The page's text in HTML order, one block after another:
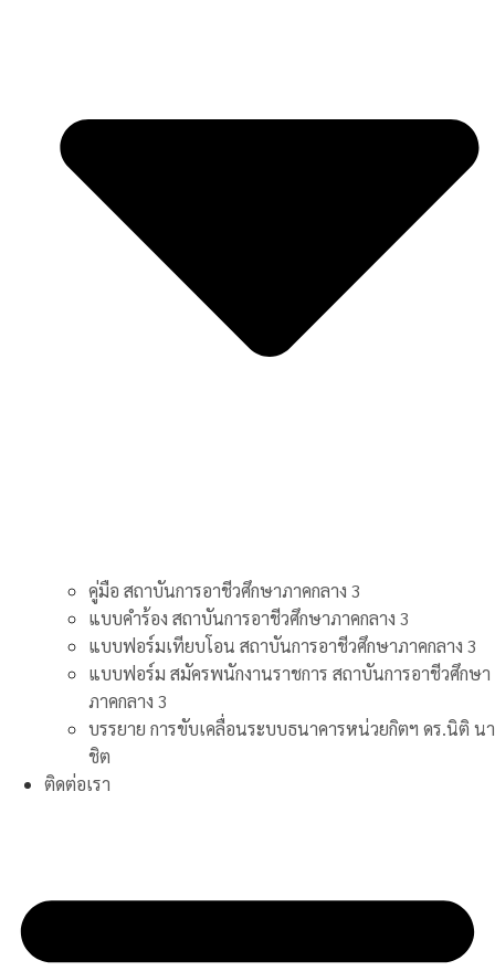
คู่มือ สถาบันการอาชีวศึกษาภาคกลาง 3
แบบคำร้อง สถาบันการอาชีวศึกษาภาคกลาง 3
แบบฟอร์มเทียบโอน สถาบันการอาชีวศึกษาภาคกลาง 3
แบบฟอร์ม สมัครพนักงานราชการ สถาบันการอาชีวศึกษา
ภาคกลาง 3
บรรยาย การขับเคลื่อนระบบธนาคารหน่วยกิตฯ ดร.นิติ นา
ชิต
ติดต่อเรา